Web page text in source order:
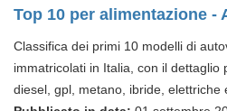
Top 10 per alimentazione -
Classifica dei primi 10 modelli di
immatricolati in Italia, con il dettaglio
diesel, gpl, metano, ibride, elettriche